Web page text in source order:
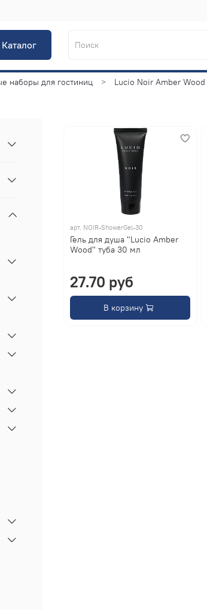
Каталог
наборы для гостиниц Lucio Noir Amber Wood
арт. NOIR-ShowerGel-30
Гель для душа "Lucio Amber
Wood" туба 30 мл
27.70 руб
В корзину